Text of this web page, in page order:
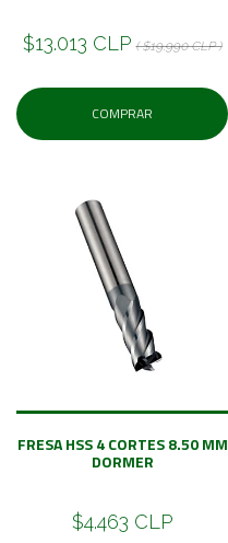
$13.013 CLP ( $19.990 CLP )
COMPRAR
FRESA HSS 4 CORTES 8.50 MM
DORMER
$4.463 CLP